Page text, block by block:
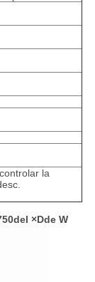
la
×Dde W